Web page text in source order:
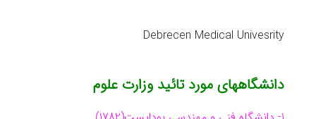
Debrecen Medical Univesrity
دانشگاههای مورد تائید وزارت علوم